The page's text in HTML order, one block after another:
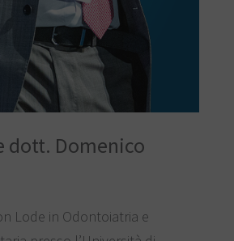
dott. Domenico
Lode in Odontoiatria e